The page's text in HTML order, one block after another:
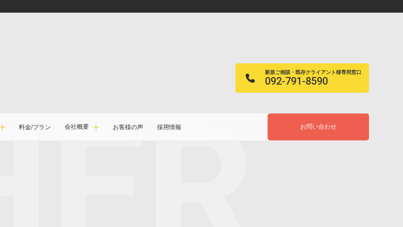
料金/プラン 会社概要 お客様の声 採用情報 お問い合わせ
新規ご相談・既存クライアント様専用窓口
092-791-8590